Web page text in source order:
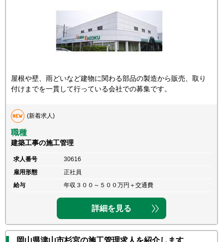
屋根や壁、雨どいなど建物に関わる部品の製造から販売、取り
付けまでを一貫して行っている会社での募集です。
(新着求人)
職種
建築工事の施工管理
求人番号
30616
雇用形態
正社員
給与
年収３００～５００万円＋交通費
詳細を見る
岡山県津山市杉宮の施工管理求人を紹介します